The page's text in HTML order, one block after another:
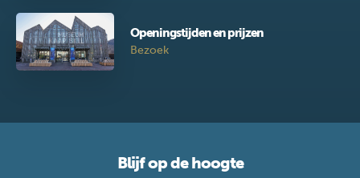
Openingstijden en prijzen
Bezoek
Blijf op de hoogte